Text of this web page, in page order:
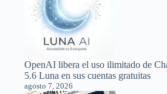
OpenAI libera el uso ilimitado de
5.6 Luna en sus cuentas gratuitas
agosto 7, 2026